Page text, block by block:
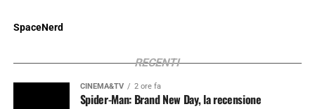
SpaceNerd
RECENTI
CINEMA&TV 2 ore fa
Spider-Man: Brand New Day, la recensione